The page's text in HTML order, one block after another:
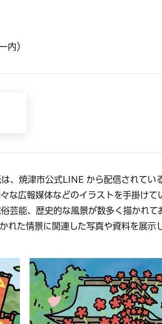
内）
、焼津市公式LINE から配信されてい
な広報媒体などのイラストを手掛けて
芸能、歴史的な風景が数多く描かれて
れた情景に関連した写真や資料を展示